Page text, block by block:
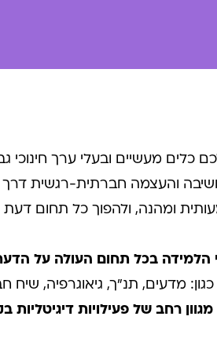
כלים מעשיים ובעלי ערך חינוכי
והעצמה חברתית-רגשית דרך
ומהנה, ולהפוך כל תחום דעת
בכל תחום העולה על
כגון: מדעים, תנ"ך, גיאוגרפיה, שיח
מגוון רחב של פעילויות דיגיטליות